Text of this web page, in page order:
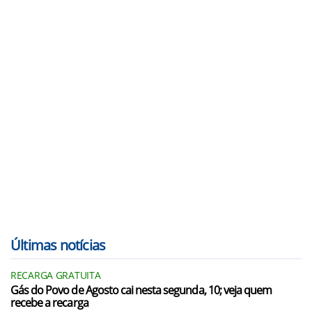
Últimas notícias
RECARGA GRATUITA
Gás do Povo de Agosto cai nesta segunda, 10; veja quem
recebe a recarga